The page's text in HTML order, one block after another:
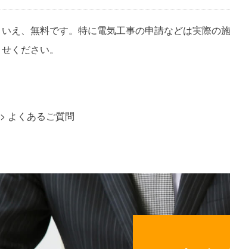
いえ、無料です。特に電気工事の申請などは実際の
せください。
> よくあるご質問